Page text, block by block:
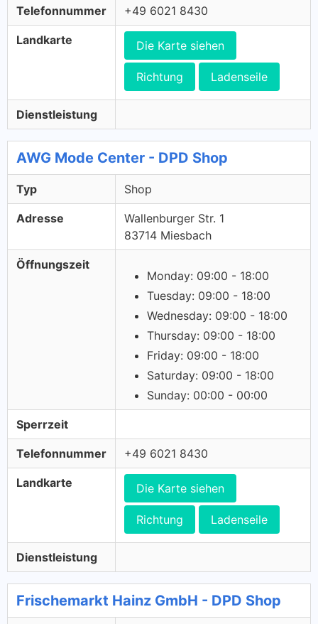
Telefonnummer +49 6021 8430
Landkarte Die Karte siehen
Richtung Ladenseile
Dienstleistung
AWG Mode Center - DPD Shop
Typ Shop
Adresse
Wallenburger Str. 1
83714 Miesbach
Öffnungszeit
Monday: 09:00 - 18:00
Tuesday: 09:00 - 18:00
Wednesday: 09:00 - 18:00
Thursday: 09:00 - 18:00
Friday: 09:00 - 18:00
Saturday: 09:00 - 18:00
Sunday: 00:00 - 00:00
Sperrzeit
Telefonnummer +49 6021 8430
Landkarte Die Karte siehen
Richtung Ladenseile
Dienstleistung
Frischemarkt Hainz GmbH - DPD Shop